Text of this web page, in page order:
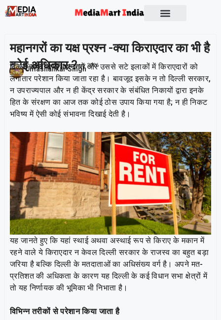
महानगरों का यक्ष प्रश्न -क्या किराएदार का भी है
कोई अधिकार ?
Umashankar Singh
Publish On: 31 January 2026
दिल्ली समेत सभी महानगरों और उससे सटे इलाकों में किराएदारों को
लगातार परेशान किया जाता रहा है। बावजूद इसके न तो दिल्ली सरकार,
न उपराज्यपाल और न ही केंद्र सरकार के संबंधित निकायों द्वारा इनके
हित के संरक्षण का आज तक कोई ठोस उपाय किया गया है; न ही निकट
भविष्य में ऐसी कोई संभावना दिखाई देती है।
यह जानते हुए कि यहां स्थाई अथवा अस्थाई रूप से किराए के मकान में
रहने वाले ये किराएदार न केवल दिल्ली सरकार के राजस्व का बहुत बड़ा
जरिया है बल्कि दिल्ली के मतदाताओं का अधिसंख्य वर्ग है। अपने मत-
प्रतिशत की अधिकता के कारण यह दिल्ली के कई विधान सभा क्षेत्रों में
तो यह निर्णायक की भूमिका भी निभाता है।
विभिन्न तरीकों से परेशान किया जाता है